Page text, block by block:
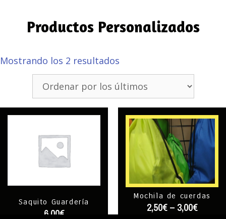
Productos Personalizados
Mostrando los 2 resultados
Saquito Guardería
6,00€
Mochila de cuerdas
2,50€– 3,00€